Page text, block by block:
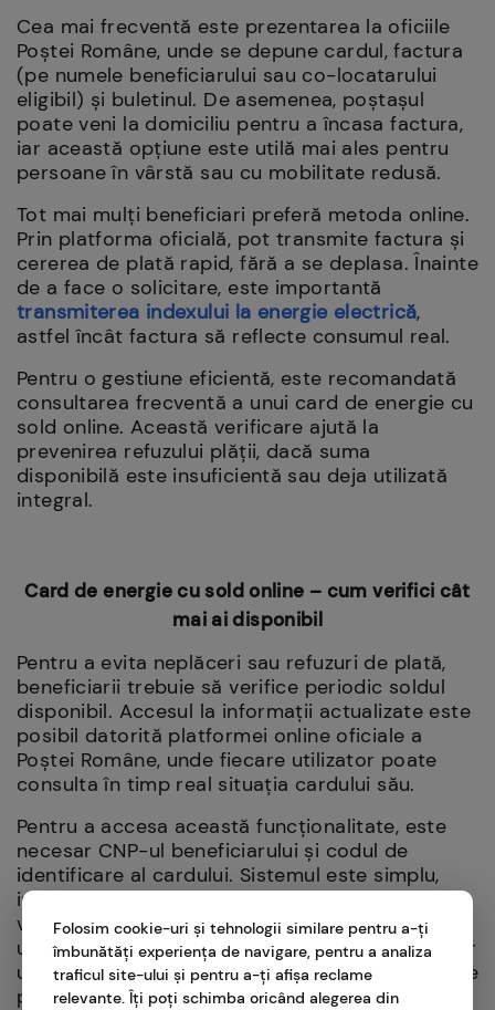
Cea mai frecventă este prezentarea la oficiile
Poștei Române, unde se depune cardul, factura
(pe numele beneficiarului sau co-locatarului
eligibil) și buletinul. De asemenea, poștașul
poate veni la domiciliu pentru a încasa factura,
iar această opțiune este utilă mai ales pentru
persoane în vârstă sau cu mobilitate redusă.
Tot mai mulți beneficiari preferă metoda online.
Prin platforma oficială, pot transmite factura și
cererea de plată rapid, fără a se deplasa. Înainte
de a face o solicitare, este importantă
transmiterea indexului la energie electrică,
astfel încât factura să reflecte consumul real.
Pentru o gestiune eficientă, este recomandată
consultarea frecventă a unui card de energie cu
sold online. Această verificare ajută la
prevenirea refuzului plății, dacă suma
disponibilă este insuficientă sau deja utilizată
integral.
Card de energie cu sold online – cum verifici cât
mai ai disponibil
Pentru a evita neplăceri sau refuzuri de plată,
beneficiarii trebuie să verifice periodic soldul
disponibil. Accesul la informații actualizate este
posibil datorită platformei online oficiale a
Poștei Române, unde fiecare utilizator poate
consulta în timp real situația cardului său.
Pentru a accesa această funcționalitate, este
necesar CNP-ul beneficiarului și codul de
identificare al cardului. Sistemul este simplu,
intuitiv și disponibil non-stop, facilitând
verificarea înainte de fiecare plată. Utilizarea
unui card de energie cu sold online este nu doar
utilă, ci și recomandată, mai ales pentru cei care
preferă să gestioneze totul digital, fără
Folosim cookie-uri și tehnologii similare pentru a-ți
îmbunătăți experiența de navigare, pentru a analiza
traficul site-ului și pentru a-ți afișa reclame
relevante. Îți poți schimba oricând alegerea din